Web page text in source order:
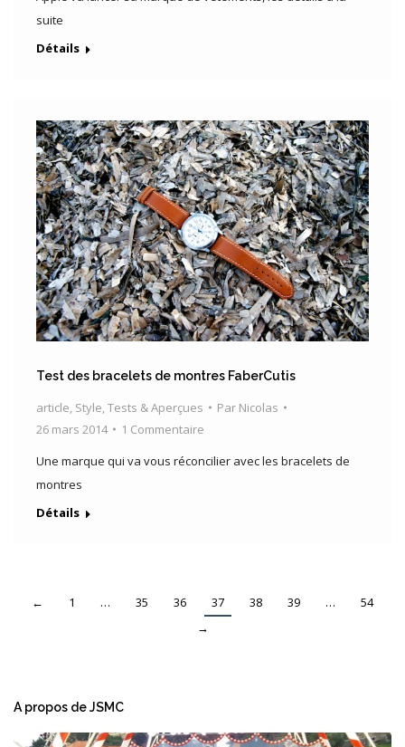
suite
Détails
Test des bracelets de montres FaberCutis
article, Style,Tests & Aperçues Par Nicolas
26 mars 2014
1 Commentaire
Une marque qui va vous réconcilier avec les bracelets de
montres
Détails
← 1 … 35 36 37 38 39 …
54
→
A propos de JSMC